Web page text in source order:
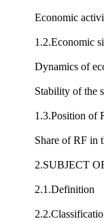
Economic
1.2.Economic
Dynamics of
Stability of the
1.3.Position of
Share of RF in
2.SUBJECT
2.1.Definition